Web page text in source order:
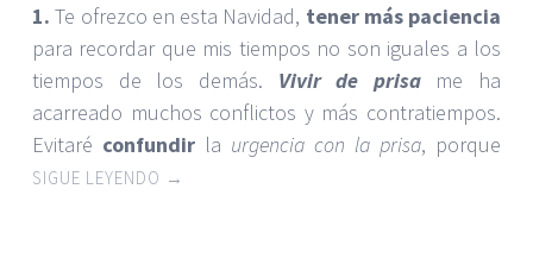
1. Te ofrezco en esta Navidad, tener más paciencia
para recordar que mis tiempos no son iguales a los
tiempos de los demás. Vivir de prisame ha
acarreado muchos conflictos y más contratiempos.
Evitaré confundir la urgencia con la prisa, porque
SIGUE LEYENDO →